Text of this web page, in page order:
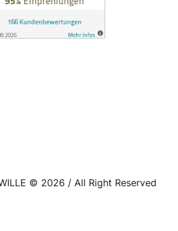
© 2026 / All Right Reserved